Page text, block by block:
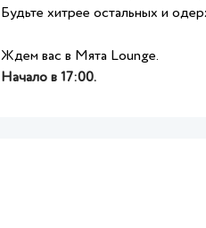
Будьте хитрее остальных и
Ждем вас в Мята Lounge.
Начало в 17:00.